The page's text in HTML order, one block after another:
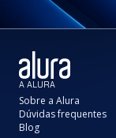
A ALURA
Sobre a Alura
Dúvidas frequentes
Blog